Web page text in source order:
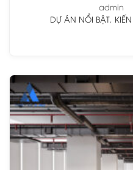
admin
DỰ ÁN NỔI BẬT,